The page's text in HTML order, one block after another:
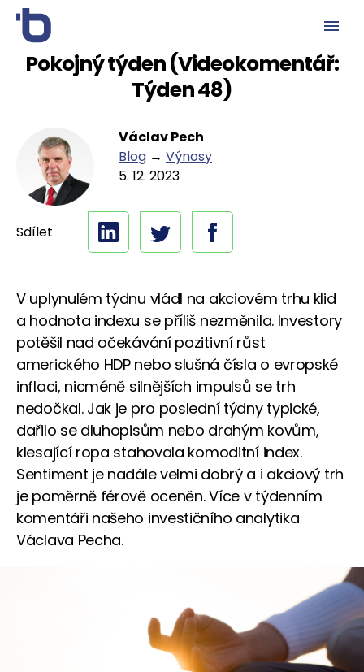
Pokojný týden (Videokomentář:
Týden 48)
Václav Pech
Blog → Výnosy
5. 12. 2023
Sdílet
V uplynulém týdnu vládl na akciovém trhu klid
a hodnota indexu se příliš nezměnila. Investory
potěšil nad očekávání pozitivní růst
amerického HDP nebo slušná čísla o evropské
inflaci, nicméně silnějších impulsů se trh
nedočkal. Jak je pro poslední týdny typické,
dařilo se dluhopisům nebo drahým kovům,
klesající ropa stahovala komoditní index.
Sentiment je nadále velmi dobrý a i akciový trh
je poměrně férově oceněn. Více v týdenním
komentáři našeho investičního analytika
Václava Pecha.